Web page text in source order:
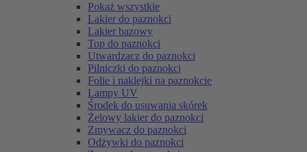
Pokaż wszystkie
Lakier do paznokci
Lakier bazowy
Top do paznokci
Utwardzacz do paznokci
Pilniczki do paznokci
Folie i naklejki na paznokcie
Lampy UV
Środek do usuwania skórek
Żelowy lakier do paznokci
Zmywacz do paznokci
Odżywki do paznokci